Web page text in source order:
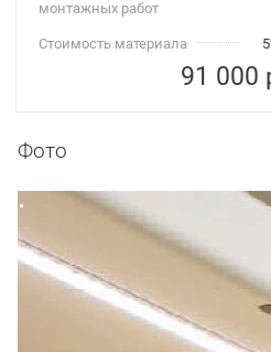
монтажных работ
Стоимость материала
91 000
Фото